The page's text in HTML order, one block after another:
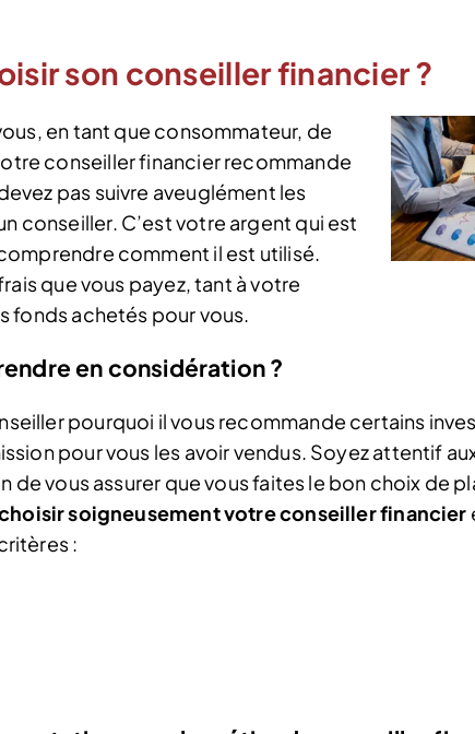
son conseiller financier ?
en tant que consommateur, de
conseiller financier recommande
pas suivre aveuglément les
conseiller. C’est votre argent qui est
comment il est utilisé.
que vous payez, tant à votre
fonds achetés pour vous.
en considération ?
pourquoi il vous recommande certains
pour vous les avoir vendus. Soyez attentif
de vous assurer que vous faites le bon choix de
soigneusement votre conseiller financier
: